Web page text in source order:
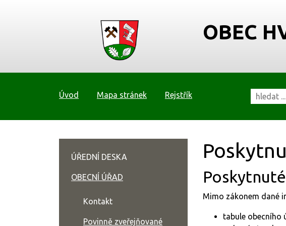
OBEC
Úvod Mapa stránek Rejstřík
Mimo zákonem dané
tabule obecního
ÚŘEDNÍ DESKA
OBECNÍ ÚŘAD
Kontakt
Povinně zveřejňované